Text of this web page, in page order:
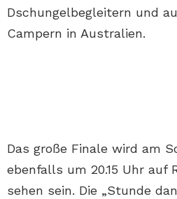
Dschungelbegleitern und
Campern in Australien.
Das große Finale wird am
ebenfalls um 20.15 Uhr auf
sehen sein. Die „Stunde